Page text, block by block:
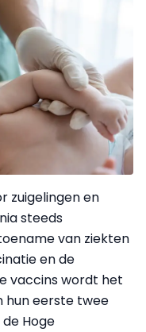
zuigelingen en
steeds
van ziekten
en de
vaccins wordt het
hun eerste twee
Hoge